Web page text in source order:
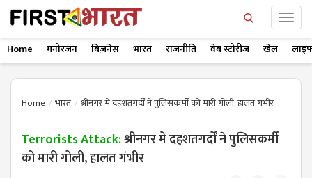
Home मनोरंजन बिज़नेस भारत राजनीति वेब स्टोरीज खेल
Home भारत श्रीनगर में दहशतगर्दों ने पुलिसकर्मी को मारी गोली, हालत गंभीर
Terrorists Attack:श्रीनगर में दहशतगर्दों ने पुलिसकर्मी
को मारी गोली, हालत गंभीर